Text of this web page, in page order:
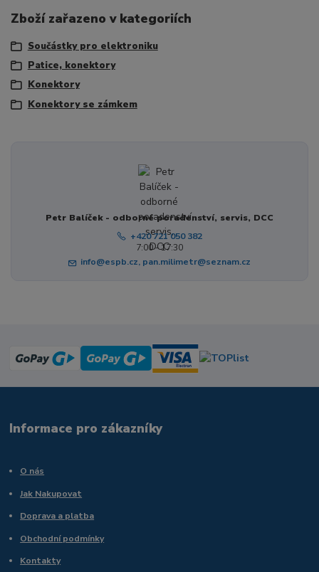
Zboží zařazeno v kategoriích
Součástky pro elektroniku
Patice, konektory
Konektory
Konektory se zámkem
Petr Balíček - odborné poradenství, servis, DCC
+420 721 050 382
7:00 - 17:30
info@espb.cz, pan.milimetr@seznam.cz
Informace pro zákazníky
O nás
Jak Nakupovat
Doprava a platba
Obchodní podmínky
Kontakty